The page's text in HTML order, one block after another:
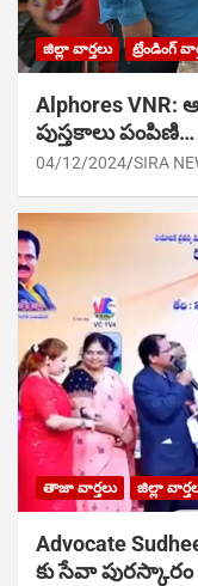
జిల్లా వార్తలు ట్రేండింగ్
Alphores
పుస్తకాలు పంపిణి…
04/12/2024 SIRA
తాజా వార్తలు జిల్లా
Advocate
కు సేవా పురస్కారం